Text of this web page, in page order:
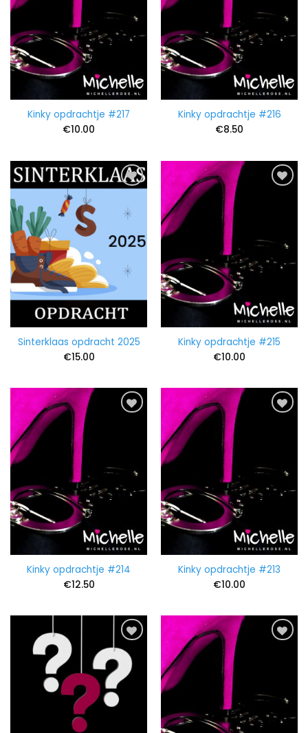
Kinky opdrachtje #217
€10.00
Kinky opdrachtje #216
€8.50
Sinterklaas opdracht 2025
€15.00
Kinky opdrachtje #215
€10.00
Kinky opdrachtje #214
€12.50
Kinky opdrachtje #213
€10.00